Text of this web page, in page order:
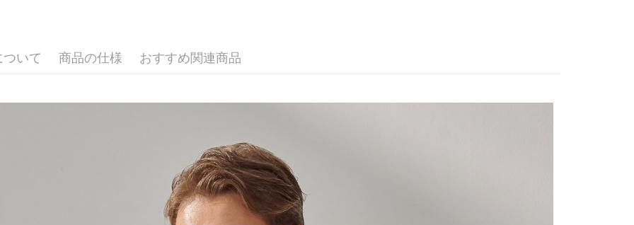
プリをダウンロードして AFTEE 会員になるとお支払い期限を最長 45 日
もとに計算されます。AFTEEで注文すると、商品を受け取るまで支払い
期限を延長できますが、商品を期限内に受け取れない場合があります
（例：予約商品や商品到着日が比較的遅い商品）。そのため、商品到着
の有無に関わらず、AFTEEで指定された期限内にお支払いください。
二、支払い限度額
いて 商品の仕様 おすすめ関連商品